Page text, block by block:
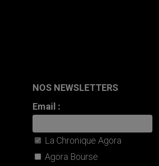
NOS NEWSLETTERS
Email :
La Chronique Agora
Agora Bourse